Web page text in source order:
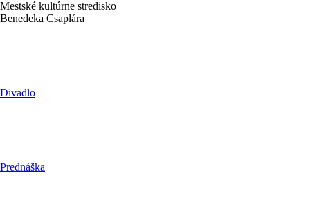
Mestské kultúrne stredisko
Benedeka Csaplára
Divadlo
Prednáška